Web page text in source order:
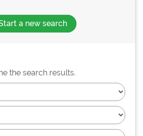
a new search
the search results.